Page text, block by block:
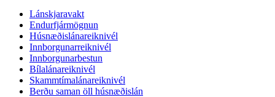
Lánskjaravakt
Endurfjármögnun
Húsnæðislánareiknivél
Innborgunarreiknivél
Innborgunarbestun
Bílalánareiknivél
Skammtímalánareiknivél
Berðu saman öll húsnæðislán